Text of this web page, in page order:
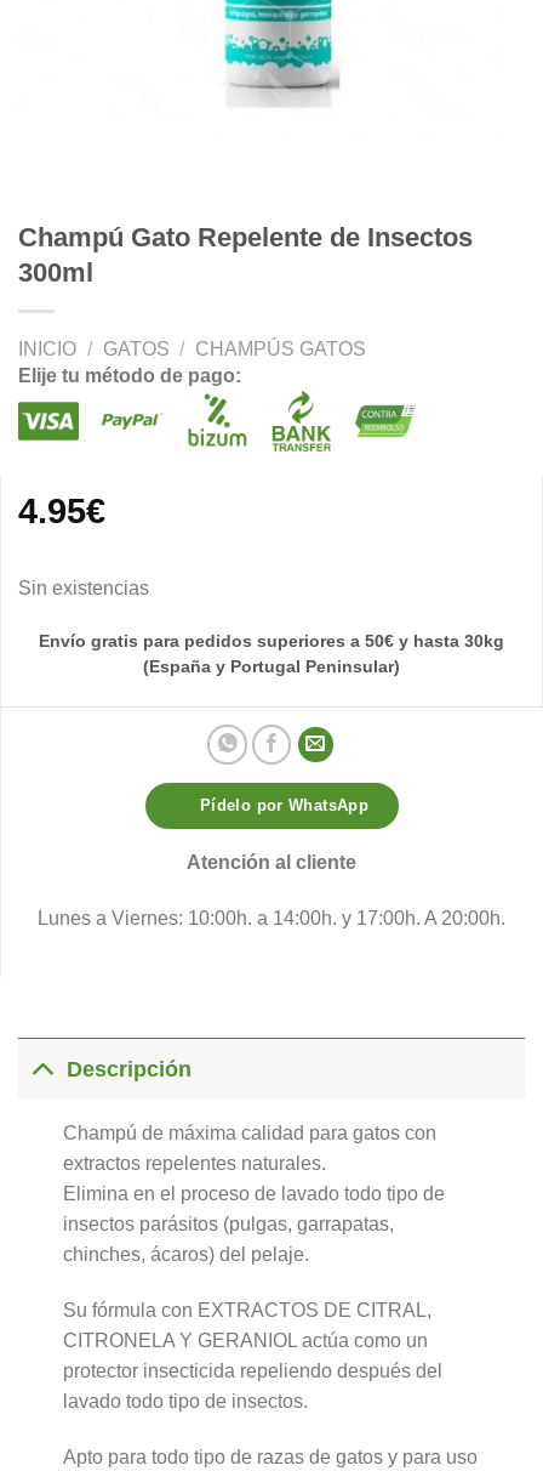
Champú Gato Repelente de Insectos
300ml
INICIO / GATOS / CHAMPÚS GATOS
Elije tu método de pago:
4.95€
Sin existencias
Envío gratis para pedidos superiores a 50€ y hasta 30kg
(España y Portugal Peninsular)
Pídelo por WhatsApp
Atención al cliente
Lunes a Viernes: 10:00h. a 14:00h. y 17:00h. A 20:00h.
Descripción
Champú de máxima calidad para gatos con
extractos repelentes naturales.
Elimina en el proceso de lavado todo tipo de
insectos parásitos (pulgas, garrapatas,
chinches, ácaros) del pelaje.
Su fórmula con EXTRACTOS DE CITRAL,
CITRONELA Y GERANIOL actúa como un
protector insecticida repeliendo después del
lavado todo tipo de insectos.
Apto para todo tipo de razas de gatos y para uso